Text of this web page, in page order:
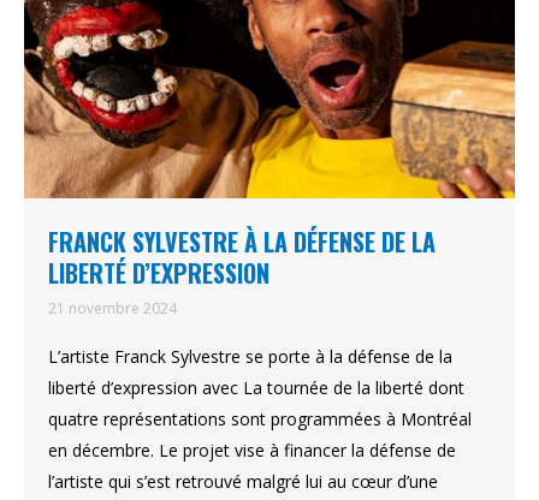
FRANCK SYLVESTRE À LA DÉFENSE DE LA
LIBERTÉ D’EXPRESSION
21 novembre 2024
L’artiste Franck Sylvestre se porte à la défense de la
liberté d’expression avec La tournée de la liberté dont
quatre représentations sont programmées à Montréal
en décembre. Le projet vise à financer la défense de
l’artiste qui s’est retrouvé malgré lui au cœur d’une